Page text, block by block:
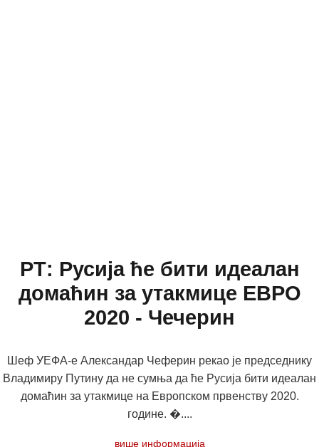
РТ: Русија ће бити идеалан
домаћин за утакмице ЕВРО
2020 - Чечерин
Шеф УЕФА-е Александар Чеферин рекао је председнику
Владимиру Путину да не сумња да ће Русија бити идеалан
домаћин за утакмице на Европском првенству 2020.
године. �....
више информација